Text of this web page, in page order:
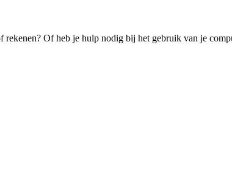
rekenen? Of heb je hulp nodig bij het gebruik van je